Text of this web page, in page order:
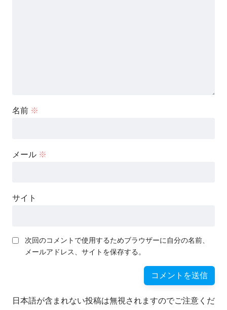
名前 ※
メール ※
サイト
次回のコメントで使用するためブラウザーに自分の名前、
メールアドレス、サイトを保存する。
日本語が含まれない投稿は無視されますのでご注意くだ